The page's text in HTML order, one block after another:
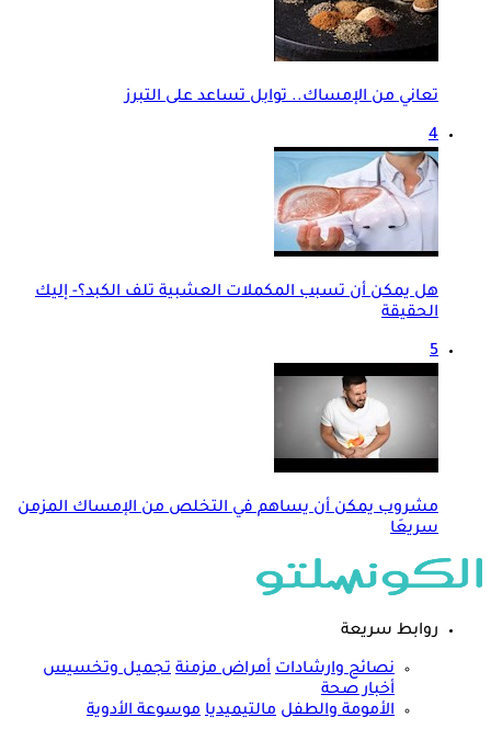
تعاني من الإمساك.. توابل تساعد على التبرز
4
هل يمكن أن تسبب المكملات العشبية تلف الكبد؟- إليك
الحقيقة
5
مشروب يمكن أن يساهم في التخلص من الإمساك المزمن
سريعَا
روابط سريعة
نصائح وارشادات أمراض مزمنة تجميل وتخسيس
أخبار صحة
الأمومة والطفل مالتيميديا موسوعة الأدوية